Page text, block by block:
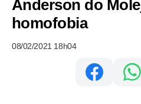
Anderson do
homofobia
08/02/2021 18h04